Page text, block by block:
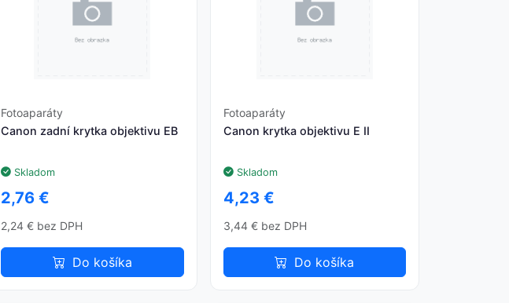
Fotoaparáty
Canon zadní krytka objektivu EB
Skladom
2,76 €
2,24 € bez DPH
Do košíka
Fotoaparáty
Canon krytka objektivu E II
Skladom
4,23 €
3,44 € bez DPH
Do košíka